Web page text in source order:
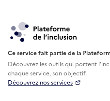
Ce service fait partie de la
Découvrez les outils qui portent
chaque service, son objectif.
Découvrez nos services